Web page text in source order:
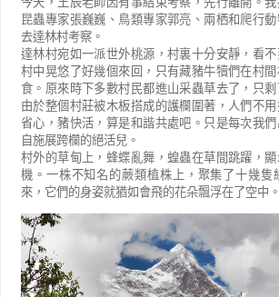
昆蟲專家張巍巍、鳥類專家郭亮、兩栖和爬行
去達林村考察。
達林村宛如一派世外桃源，村裏十分安靜，看
村中晃悠了好幾個來回，只有藏豬牛犢們在村
食。原來時下多數村民都進山采蟲草去了，只剩
由於整個村莊被木板搭成的護欄圍著，人們不
省心，豬快活，算是和諧共處吧。只是每次我
自施展跨欄的絕活兒。
村外的草甸上，蜂蝶亂舞，蝗蟲在草間跳躍，
機。一株不知名的蕨類植株上，聚集了十幾隻
來，它們的身姿就猶如會飛的花朵飄浮在了空中。